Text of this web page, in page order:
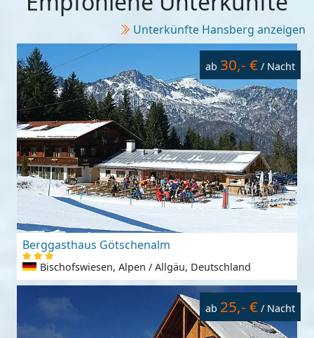
Unterkünfte Hansberg anzeigen
ab 30,- € / Nacht
Berggasthaus Götschenalm
Bischofswiesen, Alpen / Allgäu, Deutschland
ab 25,- € / Nacht